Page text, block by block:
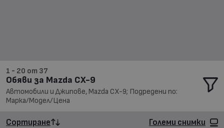
1 - 20 от 37
Обяви за Mazda CX-9
Автомобили и Джипове, Mazda CX-9; Подредени по:
Марка/Модел/Цена
Сортиране Големи снимки